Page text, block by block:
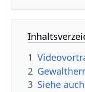
1
2
3 Siehe auch